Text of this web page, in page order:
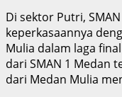
Di sektor Putri,
keperkasaannya
Mulia dalam laga
dari SMAN 1 Medan
dari Medan Mulia